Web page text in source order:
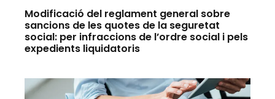
Modificació del reglament general sobre
sancions de les quotes de la seguretat
social: per infraccions de l’ordre social i pels
expedients liquidatoris